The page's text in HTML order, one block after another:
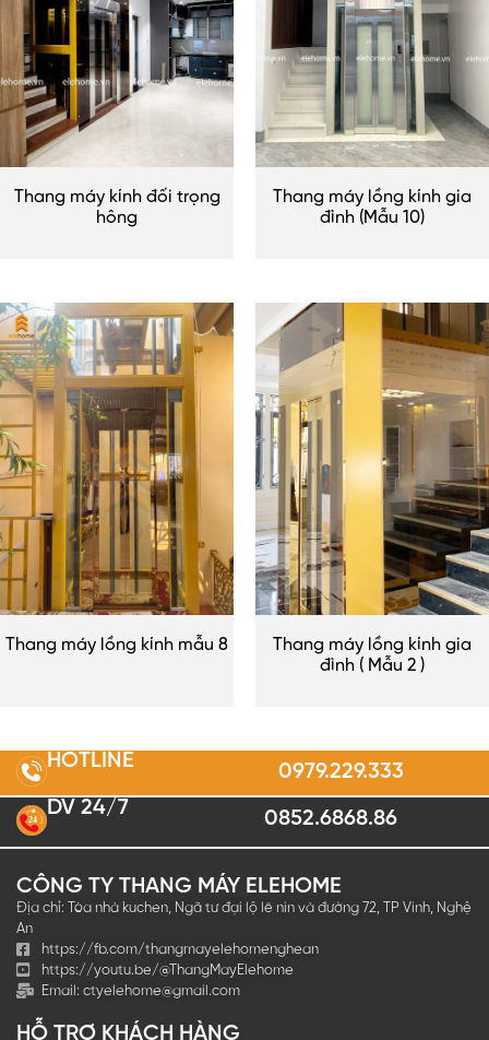
Thang máy kính đối trọng
hông
Thang máy lồng kính gia
đình (Mẫu 10)
Thang máy lồng kính mẫu 8
Thang máy lồng kính gia
đình ( Mẫu 2 )
HOTLINE 0979.229.333
24
DV 24/7 0852.6868.86
CÔNG TY THANG MÁY ELEHOME
Địa chỉ: Tòa nhà kuchen, Ngã tư đại lộ lê nin và đường 72, TP Vinh, Nghệ
An
https://fb.com/thangmayelehomenghean
https://youtu.be/@ThangMayElehome
Email: ctyelehome@gmail.com
HỖ TRỢ KHÁCH HÀNG